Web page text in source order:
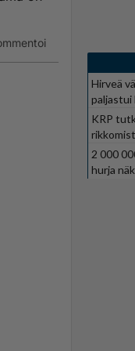
Hirveä
paljastui
KRP
2 000
hurja